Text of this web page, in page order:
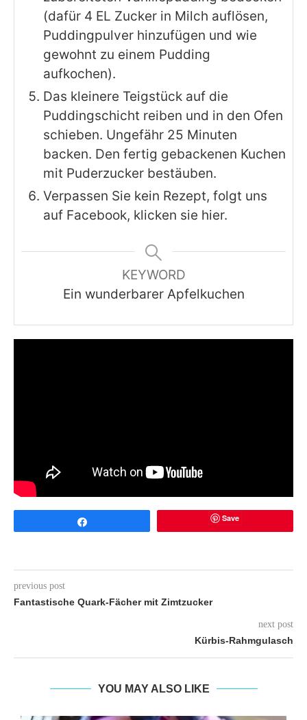
(dafür 4 EL Zucker in Milch auflösen,
Puddingpulver hinzufügen und wie
gewohnt zu einem Pudding
aufkochen).
Das kleinere Teigstück auf die
Puddingschicht reiben und in den Ofen
schieben. Ungefähr 25 Minuten
backen. Den fertig gebackenen Kuchen
mit Puderzucker bestäuben.
Verpassen Sie kein Rezept, folgt uns
auf Facebook, klicken sie hier.
KEYWORD
Ein wunderbarer Apfelkuchen
Save
previous post
Fantastische Quark-Fächer mit Zimtzucker
next post
Kürbis-Rahmgulasch
YOU MAY ALSO LIKE